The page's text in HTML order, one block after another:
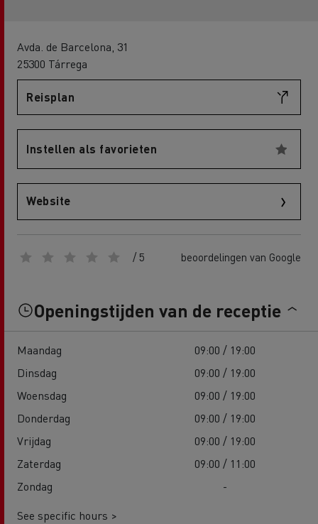
Avda. de Barcelona, 31
25300 Tárrega
Reisplan
Instellen als favorieten
Website
/ 5 beoordelingen van Google
Openingstijden van de receptie
Maandag
09:00 / 19:00
Dinsdag
09:00 / 19:00
Woensdag
09:00 / 19:00
Donderdag
09:00 / 19:00
Vrijdag
09:00 / 19:00
Zaterdag
09:00 / 11:00
Zondag
-
See specific hours >